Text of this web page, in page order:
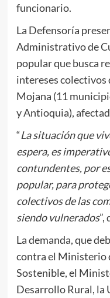
funcionario.
La Defensoría
Administrativo de
popular que busca
intereses colectivos
Mojana (11
y Antioquia),
“La situación que
espera, es
contundentes, por
popular, para
colectivos de las
siendo vulnerados”,
La demanda, que
contra el Ministerio
Sostenible, el
Desarrollo Rural, la